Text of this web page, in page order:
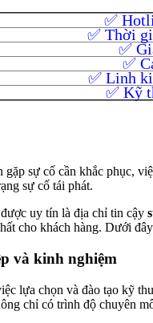
✅
✅ Thời
✅
✅
✅ Linh
✅ Kỹ
gặp sự cố cần khắc phục,
sự cố tái phát.
uy tín là địa chỉ tin cậy
cho khách hàng. Dưới
và kinh nghiệm
lựa chọn và đào tạo kỹ
chỉ có trình độ chuyên